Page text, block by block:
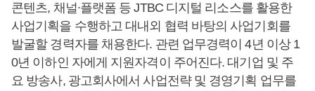
콘텐츠, 채널∙플랫폼 등 JTBC 디지털 리소스를 활용한
사업기획을 수행하고 대내외 협력 바탕의 사업기회를
발굴할 경력자를 채용한다. 관련 업무경력이 4년 이상 1
0년 이하인 자에게 지원자격이 주어진다. 대기업 및 주
요 방송사, 광고회사에서 사업전략 및 경영기획 업무를